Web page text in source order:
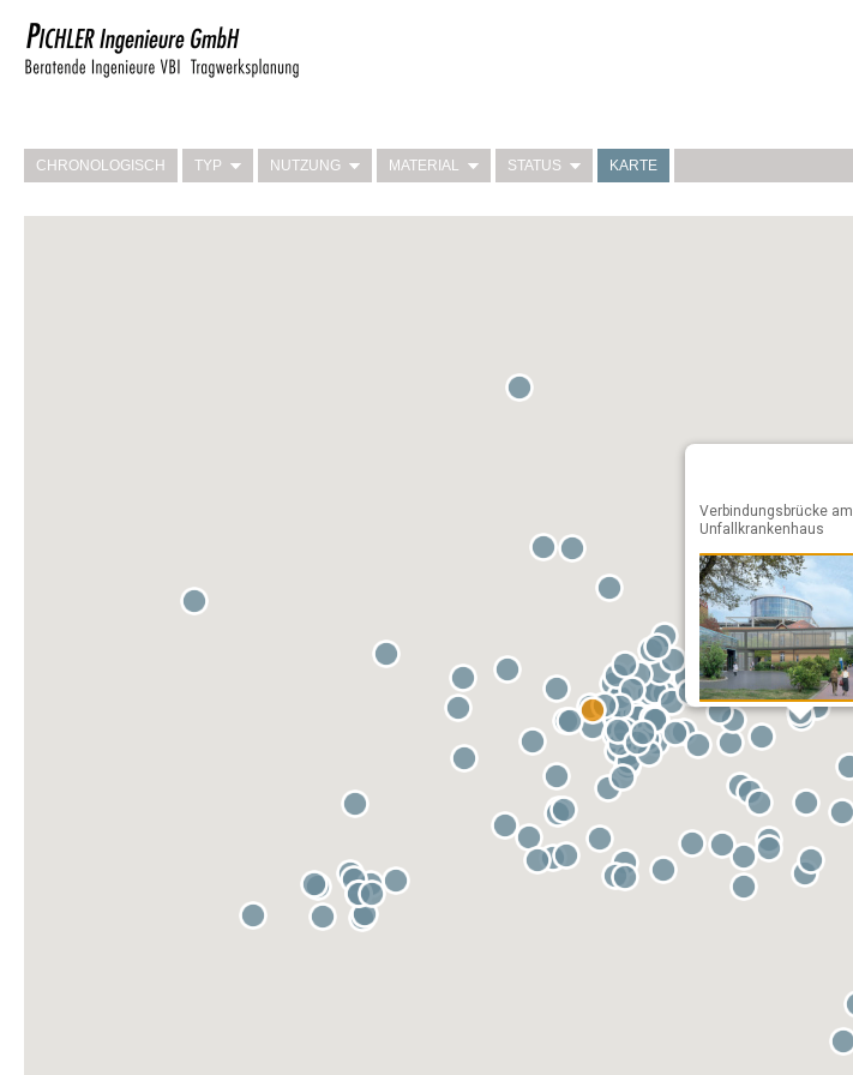
CHRONOLOGISCH TYP NUTZUNG MATERIAL STATUS KARTE
Verbindungsbrücke am
Unfallkrankenhaus